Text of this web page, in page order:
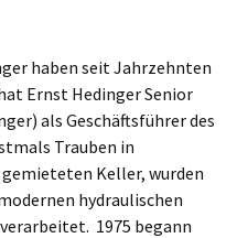
haben seit Jahrzehnten
Ernst Hedinger Senior
als Geschäftsführer des
Trauben in
Keller, wurden
hydraulischen
1975 begann